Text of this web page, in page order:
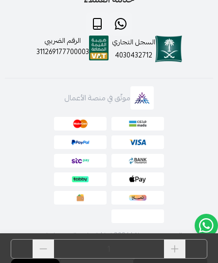
السجل التجاري
4030432712
الرقم الضريبي
311269177700003
موثّق في منصة الأعمال
الحقوق محفوظة | 2026 لارا | فساتين السهرة اونلاين